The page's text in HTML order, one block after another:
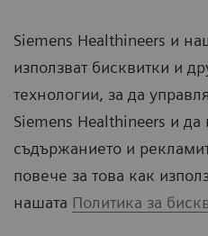
Siemens Healthineers и
използват бисквитки и
технологии, за да
Siemens Healthineers и да
съдържанието и
повече за това как
нашата Политика за